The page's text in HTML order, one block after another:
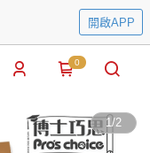
開啟APP
0
1/2